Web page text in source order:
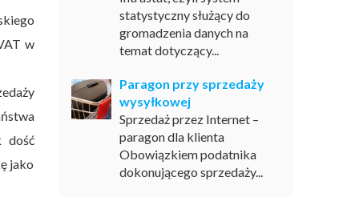
w
dość
jako
statystyczny służący do
gromadzenia danych na
temat dotyczący...
Paragon przy sprzedaży
wysyłkowej
Sprzedaż przez Internet –
paragon dla klienta
Obowiązkiem podatnika
dokonującego sprzedaży...